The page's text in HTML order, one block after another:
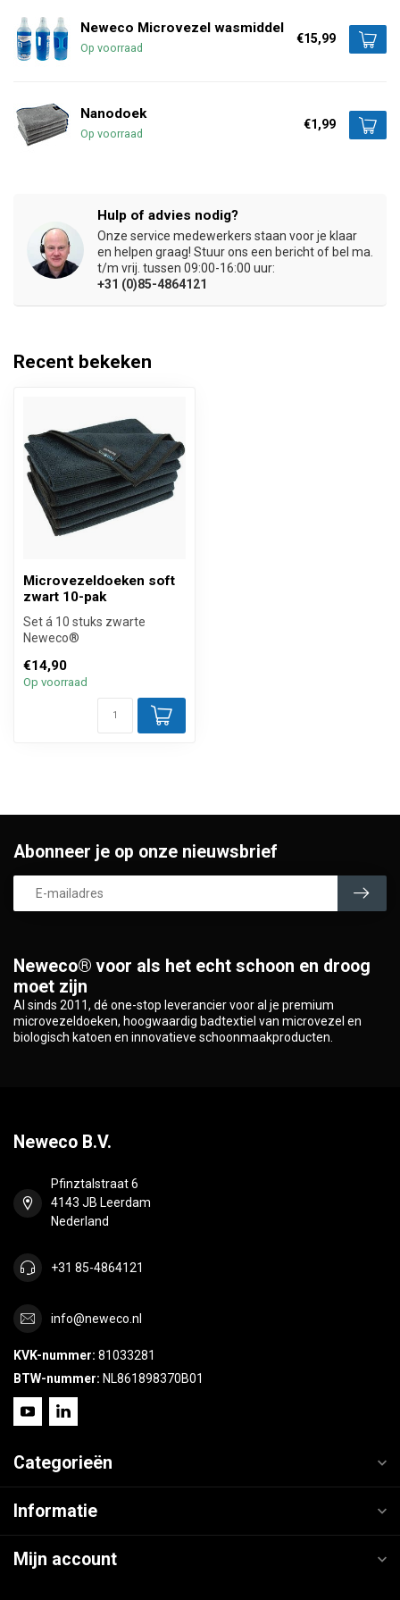
Neweco Microvezel wasmiddel
Op voorraad
€15,99
Nanodoek
Op voorraad
€1,99
Hulp of advies nodig?
Onze service medewerkers staan voor je klaar
en helpen graag! Stuur ons een bericht of bel ma.
t/m vrij. tussen 09:00-16:00 uur:
+31 (0)85-4864121
Recent bekeken
Microvezeldoeken soft
zwart 10-pak
Set á 10 stuks zwarte
Neweco®
soft van absolute premiu...
€14,90
Op voorraad
Neweco® voor als het echt schoon en droog
moet zijn
Al sinds 2011, dé one-stop leverancier voor al je premium
microvezeldoeken, hoogwaardig badtextiel van microvezel en
biologisch katoen en innovatieve schoonmaakproducten.
Abonneer je op onze nieuwsbrief
Neweco B.V.
Pfinztalstraat 6
4143 JB Leerdam
Nederland
+31 85-4864121
info@neweco.nl
KVK-nummer: 81033281
BTW-nummer: NL861898370B01
Categorieën
Informatie
Mijn account